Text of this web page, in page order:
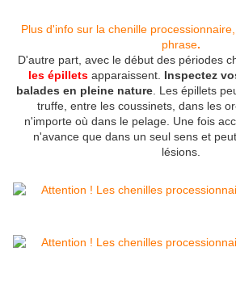
Plus d'info sur la chenille
phrase.
D'autre part, avec le début des périodes
les épilletsapparaissent. Inspectez
balades en pleine nature . Les épillets
truffe, entre les coussinets, dans les
n'importe où dans le pelage. Une fois
n'avance que dans un seul sens et
lésions.